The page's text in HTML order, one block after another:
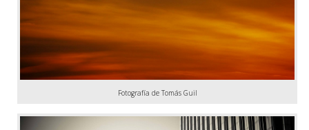
Fotografía de Tomás Guil